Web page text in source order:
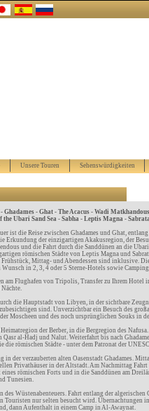
Unsere Touren Sehenswürdigkeiten
- Ghat - The Acacus - Wadi
the Ubari Sand Sea - Sabha - Leptis Magna -
ist die Reise zwischen Ghadames und Ghat, entlang
Erkundung der einzigartigen Akakusregion, der
und die Fahrt durch die Sanddünen an die Ubari
römischen Städte von Leptis Magna und
Mittag- und Abendessen sind inklusive.
in 2, 3, 4 oder 5 Sterne-Hotels sowie
am Flughafen von Tripolis, Transfer zu Ihrem Hotel
die Hauptstadt von Libyen, in der sichtbare
sind. Unverzichtbar ein Besuch des
Moscheen und des noch ursprünglichen Souks in
der Berber, in die Bergregion des Nafusa.
Qasr al-Hadj und Nalut. Weiterfahrt bis nach
die römischen Städte - unter dem Patronat der
in der verzauberten alten Oasenstadt Ghadames.
Privathäuser in der Altstadt. Am Nachmittag Fahrt
eines römischen Forts und in die Sanddünen am
Tunesien.
des Wüstenabenteuers. Fahrt entlang der algerischen
Touristen nur selten besucht wird. Übernachtungen
dann Aufenthalt in einem Camp in Al-Awaynat.